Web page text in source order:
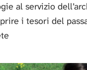
al servizio
i tesori del